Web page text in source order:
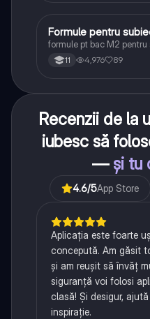
Matematică
Formule pentru
formule pt bac M2 pentru
11 4,976 89
Recenzii de la
iubesc să
— și tu
4.6/5App Store
Aplicația este foarte
concepută. Am găsit
și am reușit să învăț
siguranță voi folosi
clasă! Și desigur,
inspirație.